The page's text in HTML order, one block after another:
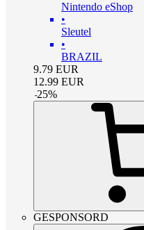
Nintendo eShop
•
Sleutel
•
BRAZIL
9.79 EUR
12.99 EUR
-25%
GESPONSORD